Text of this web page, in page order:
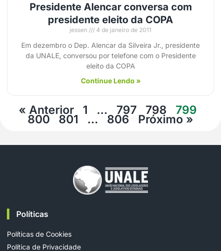
Presidente Alencar conversa com
presidente eleito da COPA
jessen 4 de janeiro de 2011
Em dezembro o Dep. Alencar da Silveira Jr., presidente
da UNALE, conversou por telefone com o Presidente
eleito da COPA
Continue Lendo »
« Anterior 1 … 797 798 799
800 801 … 806 Próximo »
Políticas
Políticas de Cookies
Política de Privacidade